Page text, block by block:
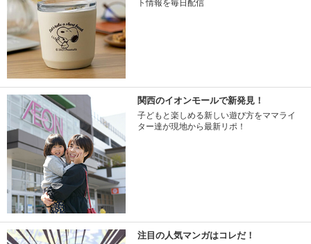
ト情報を毎日配信
関西のイオンモールで新発見！
子どもと楽しめる新しい遊び方をママライ
ター達が現地から最新リポ！
注目の人気マンガはコレだ！